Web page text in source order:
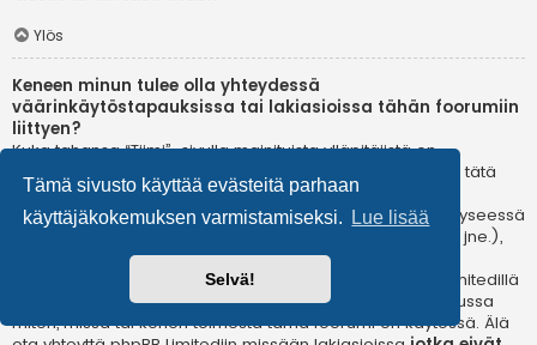
Tämä sivusto käyttää evästeitä parhaan
käyttäjäkokemuksen varmistamiseksi.
Lue lisää
Selvä!
Ylös
Keneen minun tulee olla yhteydessä
väärinkäytöstapauksissa tai lakiasioissa tähän foorumiin
liittyen?
Kuka tahansa “Tiimi”-sivulla mainituista ylläpitäjistä on
todennäköisesti sopiva yhteyshenkilö valituksillesi. Jos et tätä
kautta saa vastausta, sinun kannattaa ottaa yhteyttä
verkkotunnuksen omistajaan (teewhois-kysely ) tai jos kyseessä
on ilmaispalvelussa oleva (esim. Yahoo!, free.fr, f2s.com, jne.),
ota yhteyttä ylläpitoon tai väärinkäytöksistä vastaavaan
osastoon kyseisessä palvelussa. Huomaa, että phpBB Limitedillä
ei ole lainkaan toimivaltaaja sitä ei voida pitää vastuussa
miten, missä tai kenen toimesta tämä foorumi on käytössä. Älä